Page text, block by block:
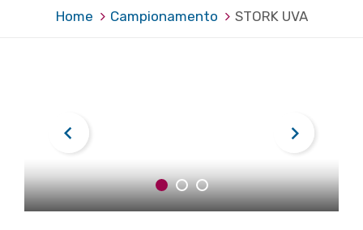
Home Campionamento STORK UVA